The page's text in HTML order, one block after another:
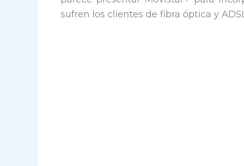
sufren los clientes de fibra óptica y